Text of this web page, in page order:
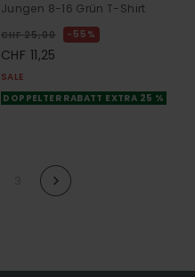
Jungen 8-16 Grün T-Shirt
CHF 25,00 55%
CHF 11,25
SALE
DOPPELTER RABATT EXTRA 25 %